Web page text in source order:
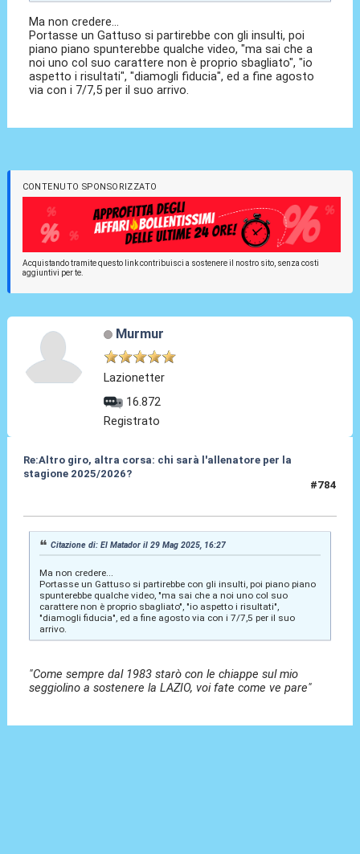
Ma non credere...
Portasse un Gattuso si partirebbe con gli insulti, poi
piano piano spunterebbe qualche video, "ma sai che a
noi uno col suo carattere non è proprio sbagliato", "io
aspetto i risultati", "diamogli fiducia", ed a fine agosto
via con i 7/7,5 per il suo arrivo.
CONTENUTO SPONSORIZZATO
Acquistando tramite questo link contribuisci a sostenere il nostro sito, senza costi
aggiuntivi per te.
Murmur
Lazionetter
16.872
Registrato
Re:Altro giro, altra corsa: chi sarà l'allenatore per la
stagione 2025/2026?
#784
Citazione di: El Matador il 29 Mag 2025, 16:27
Ma non credere...
Portasse un Gattuso si partirebbe con gli insulti, poi piano piano
spunterebbe qualche video, "ma sai che a noi uno col suo
carattere non è proprio sbagliato", "io aspetto i risultati",
"diamogli fiducia", ed a fine agosto via con i 7/7,5 per il suo
arrivo.
"Come sempre dal 1983 starò con le chiappe sul mio
seggiolino a sostenere la LAZIO, voi fate come ve pare"